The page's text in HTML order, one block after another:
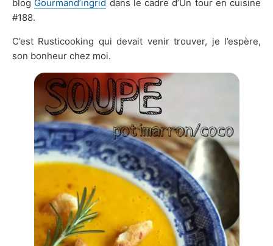
blog Gourmand’ingrid dans le cadre d’Un tour en cuisine
#188.
C’est Rusticooking qui devait venir trouver, je l’espère,
son bonheur chez moi.